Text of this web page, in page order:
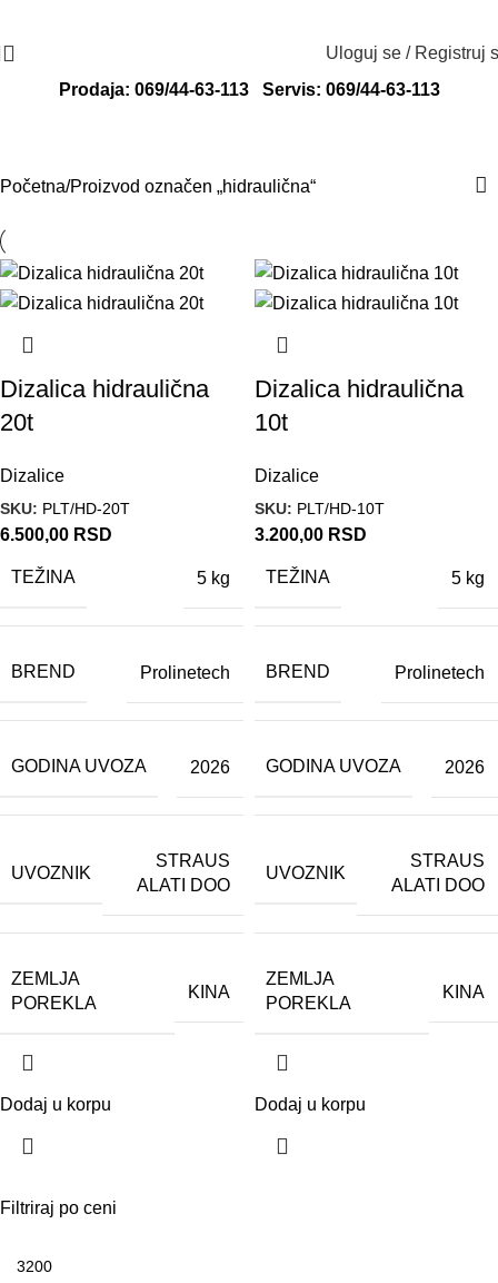
Uloguj se / Registruj
Prodaja: 069/44-63-113
Servis: 069/44-63-113
Filtriraj po ceni
Početna Proizvod označen „hidraulična“
Dizalica hidraulična
20t
Dizalice
SKU: PLT/HD-20T
6.500,00 RSD
TEŽINA 5 kg
BREND Prolinetech
GODINA UVOZA 2026
UVOZNIK
STRAUS
ALATI DOO
ZEMLJA
POREKLA
KINA
Dodaj u korpu
Dizalica hidraulična
10t
Dizalice
SKU: PLT/HD-10T
3.200,00 RSD
TEŽINA 5 kg
BREND Prolinetech
GODINA UVOZA 2026
UVOZNIK
STRAUS
ALATI DOO
ZEMLJA
POREKLA
KINA
Dodaj u korpu